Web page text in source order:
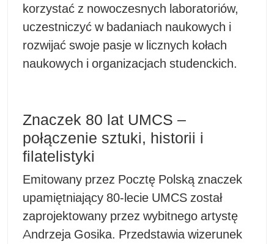
korzystać z nowoczesnych laboratoriów,
uczestniczyć w badaniach naukowych i
rozwijać swoje pasje w licznych kołach
naukowych i organizacjach studenckich.
Znaczek 80 lat UMCS –
połączenie sztuki, historii i
filatelistyki
Emitowany przez Pocztę Polską znaczek
upamiętniający 80-lecie UMCS został
zaprojektowany przez wybitnego artystę
Andrzeja Gosika. Przedstawia wizerunek